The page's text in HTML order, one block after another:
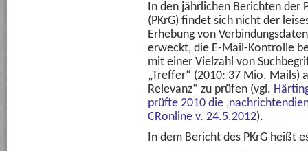
In den jährlichen Berichten der
(PKrG) findet sich nicht der
Erhebung von
erweckt, die E-Mail-Kontrolle
mit einer Vielzahl von
„Treffer“ (2010: 37 Mio. Mails)
Relevanz“ zu prüfen (vgl.
prüfte 2010 die
CRonline v. 24.5.2012).
In dem Bericht des PKrG heißt